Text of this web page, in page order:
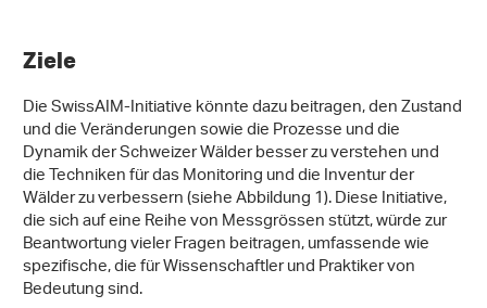
Ziele
Die SwissAIM-Initiative könnte dazu beitragen, den Zustand
und die Veränderungen sowie die Prozesse und die
Dynamik der Schweizer Wälder besser zu verstehen und
die Techniken für das Monitoring und die Inventur der
Wälder zu verbessern (siehe Abbildung 1). Diese Initiative,
die sich auf eine Reihe von Messgrössen stützt, würde zur
Beantwortung vieler Fragen beitragen, umfassende wie
spezifische, die für Wissenschaftler und Praktiker von
Bedeutung sind.